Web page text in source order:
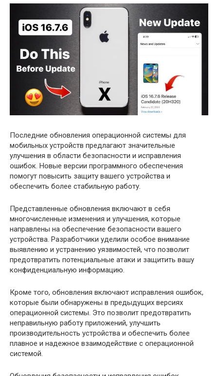
Последние обновления операционной системы для
мобильных устройств предлагают значительные
улучшения в области безопасности и исправления
ошибок. Новые версии программного обеспечения
помогут повысить защиту вашего устройства и
обеспечить более стабильную работу.
Представленные обновления включают в себя
многочисленные изменения и улучшения, которые
направлены на обеспечение безопасности вашего
устройства. Разработчики уделили особое внимание
выявлению и устранению уязвимостей, что позволит
предотвратить потенциальные атаки и защитить вашу
конфиденциальную информацию.
Кроме того, обновления включают исправления ошибок,
которые были обнаружены в предыдущих версиях
операционной системы. Это позволит предотвратить
неправильную работу приложений, улучшить
производительность устройства и обеспечить более
плавное и надежное взаимодействие с операционной
системой.